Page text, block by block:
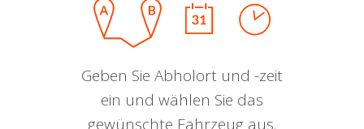
Geben Sie Abholort und -zeit
ein und wählen Sie das
gewünschte Fahrzeug aus.